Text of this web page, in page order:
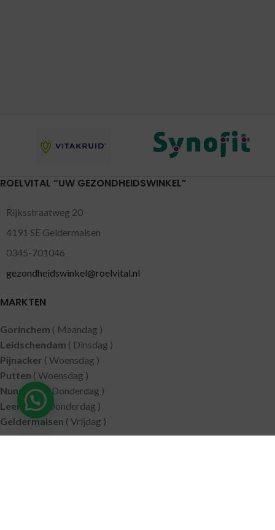
ROELVITAL “UW GEZONDHEIDSWINKEL”
Rijksstraatweg 20
4191 SE Geldermalsen
0345-701046
gezondheidswinkel@roelvital.nl
MARKTEN
Gorinchem ( Maandag )
Leidschendam ( Dinsdag )
Pijnacker ( Woensdag )
Putten ( Woensdag )
Nunspeet ( Donderdag )
Leerdam( Donderdag )
Geldermalsen ( Vrijdag )